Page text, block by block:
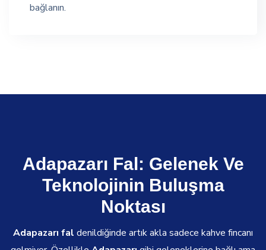
bağlanın.
Adapazarı Fal: Gelenek Ve
Teknolojinin Buluşma
Noktası
Adapazarı fal denildiğinde artık akla sadece kahve fincanı